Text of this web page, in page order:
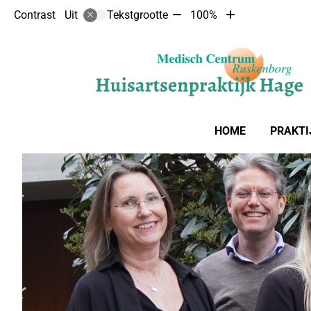
Contrast Uit Tekstgrootte Tekst
10%
100%
Tekst
10%
HOME